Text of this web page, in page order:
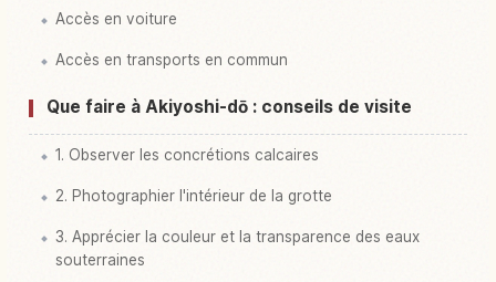
Accès en voiture
Accès en transports en commun
Que faire à Akiyoshi-dō : conseils de visite
1. Observer les concrétions calcaires
2. Photographier l'intérieur de la grotte
3. Apprécier la couleur et la transparence des eaux
souterraines